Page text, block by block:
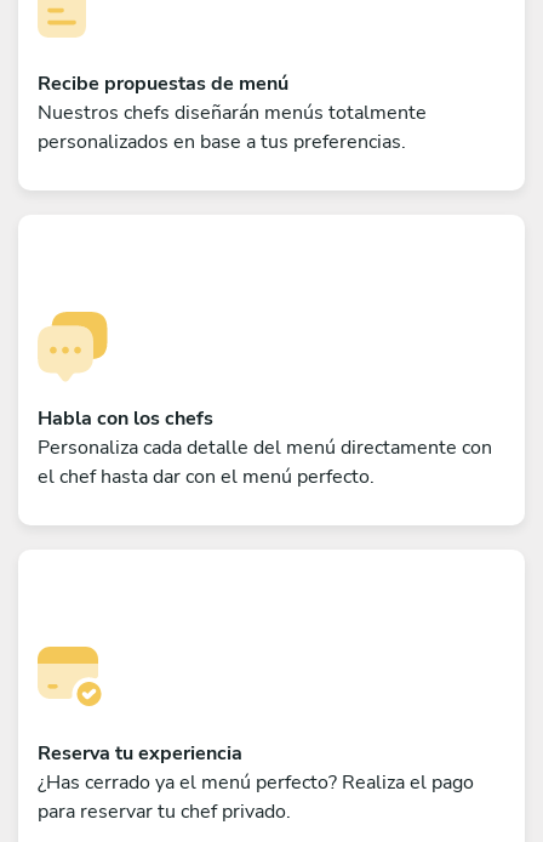
Recibe propuestas de menú
Nuestros chefs diseñarán menús totalmente
personalizados en base a tus preferencias.
Habla con los chefs
Personaliza cada detalle del menú directamente con
el chef hasta dar con el menú perfecto.
Reserva tu experiencia
¿Has cerrado ya el menú perfecto? Realiza el pago
para reservar tu chef privado.